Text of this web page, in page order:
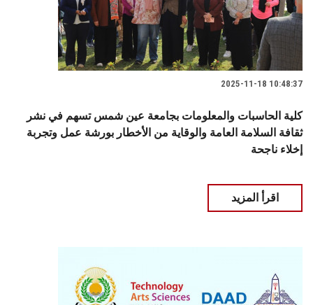
2025-11-18 10:48:37
كلية الحاسبات والمعلومات بجامعة عين شمس تسهم في نشر
ثقافة السلامة العامة والوقاية من الأخطار بورشة عمل وتجربة
إخلاء ناجحة
اقرأ المزيد